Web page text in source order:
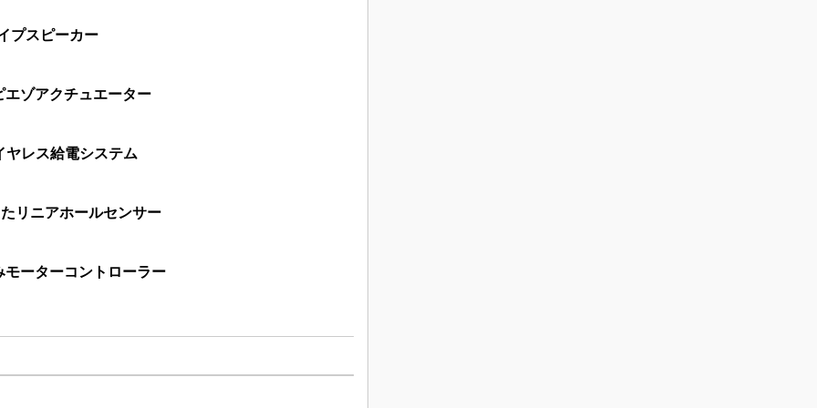
プスピーカー
ゾアクチュエーター
ヤレス給電システム
リニアホールセンサー
ーターコントローラー